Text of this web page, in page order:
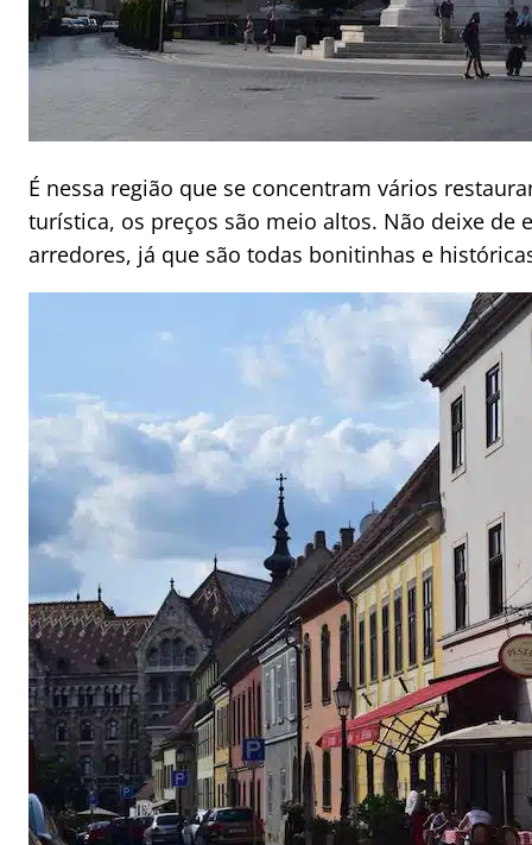
É nessa região que se concentram vários
turística, os preços são meio altos. Não deixe de
arredores, já que são todas bonitinhas e